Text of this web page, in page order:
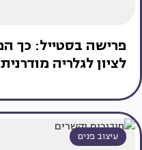
פרישה בסטייל: כך
לציון לגלריה
עיצוב פנים